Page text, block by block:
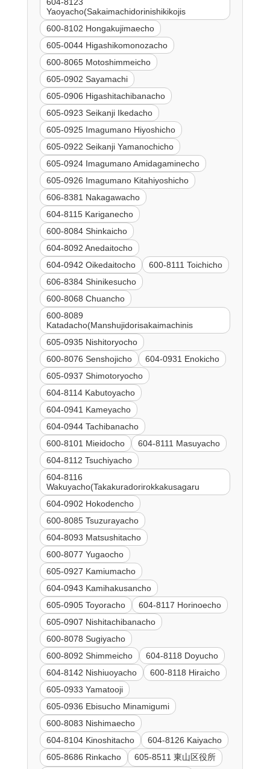
Yaoyacho(Sakaimachidorinishikikojis
600-8102 Hongakujimaecho
605-0044 Higashikomonozacho
600-8065 Motoshimmeicho
605-0902 Sayamachi
605-0906 Higashitachibanacho
605-0923 Seikanji Ikedacho
605-0925 Imagumano Hiyoshicho
605-0922 Seikanji Yamanochicho
605-0924 Imagumano Amidagaminecho
605-0926 Imagumano Kitahiyoshicho
606-8381 Nakagawacho
604-8115 Kariganecho
600-8084 Shinkaicho
604-8092 Anedaitocho
604-0942 Oikedaitocho
600-8111 Toichicho
606-8384 Shinikesucho
600-8068 Chuancho
600-8089
Katadacho(Manshujidorisakaimachinis
605-0935 Nishitoryocho
600-8076 Senshojicho
604-0931 Enokicho
605-0937 Shimotoryocho
604-8114 Kabutoyacho
604-0941 Kameyacho
604-0944 Tachibanacho
600-8101 Mieidocho
604-8111 Masuyacho
604-8112 Tsuchiyacho
604-8116
Wakuyacho(Takakuradorirokkakusagaru
604-0902 Hokodencho
600-8085 Tsuzurayacho
604-8093 Matsushitacho
600-8077 Yugaocho
605-0927 Kamiumacho
604-0943 Kamihakusancho
605-0905 Toyoracho
604-8117 Horinoecho
605-0907 Nishitachibanacho
600-8078 Sugiyacho
600-8092 Shimmeicho
604-8118 Doyucho
604-8142 Nishiuoyacho
600-8118 Hiraicho
605-0933 Yamatooji
605-0936 Ebisucho Minamigumi
600-8083 Nishimaecho
604-8104 Kinoshitacho
604-8126 Kaiyacho
605-8686 Rinkacho
605-8511 東山区役所